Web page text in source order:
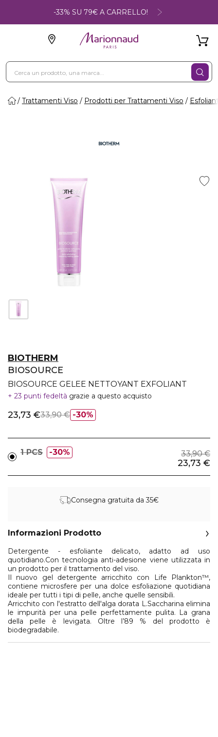
-33% SU 79€ A CARRELLO!
Trattamenti Viso Prodotti per Trattamenti Viso
BIOTHERM
BIOSOURCE
BIOSOURCE GELEE NETTOYANT EXFOLIANT
23 punti fedeltà grazie a questo acquisto
30%
23,73 €33,90 €
1 PCS 30% 33,90 €
23,73 €
Consegna gratuita da 35€
Informazioni Prodotto
Detergente - esfoliante delicato, adatto ad uso
quotidiano.Con tecnologia anti-adesione viene utilizzata in
un prodotto per il trattamento del viso.
Il nuovo gel detergente arricchito con Life Plankton™,
contiene microsfere per una dolce esfoliazione quotidiana
ideale per tutti i tipi di pelle, anche quelle sensibili.
Arricchito con l'estratto dell'alga dorata L.Saccharina elimina
le impurità per una pelle perfettamente pulita. La grana
della pelle è levigata. Oltre l’89 % del prodotto è
biodegradabile.